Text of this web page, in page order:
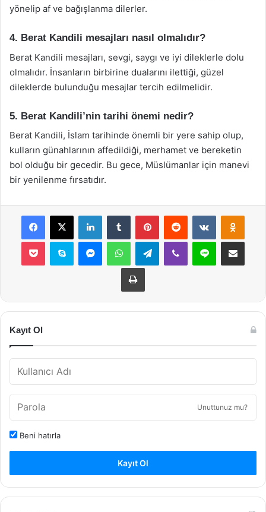
yönelip af ve bağışlanma dilerler.
4. Berat Kandili mesajları nasıl olmalıdır?
Berat Kandili mesajları, sevgi, saygı ve iyi dileklerle dolu
olmalıdır. İnsanların birbirine dualarını ilettiği, güzel
dileklerde bulunduğu mesajlar tercih edilmelidir.
5. Berat Kandili’nin tarihi önemi nedir?
Berat Kandili, İslam tarihinde önemli bir yere sahip olup,
kulların günahlarının affedildiği, merhamet ve bereketin
bol olduğu bir gecedir. Bu gece, Müslümanlar için manevi
bir yenilenme fırsatıdır.
Facebook
X LinkedInTumblr PinterestReddit VKontakte
Pocket Skype MessengerWhatsAppTelegramViber Line E-Posta ile
Yazdır
Kayıt Ol
Unuttunuz mu?
Beni hatırla
Kayıt Ol